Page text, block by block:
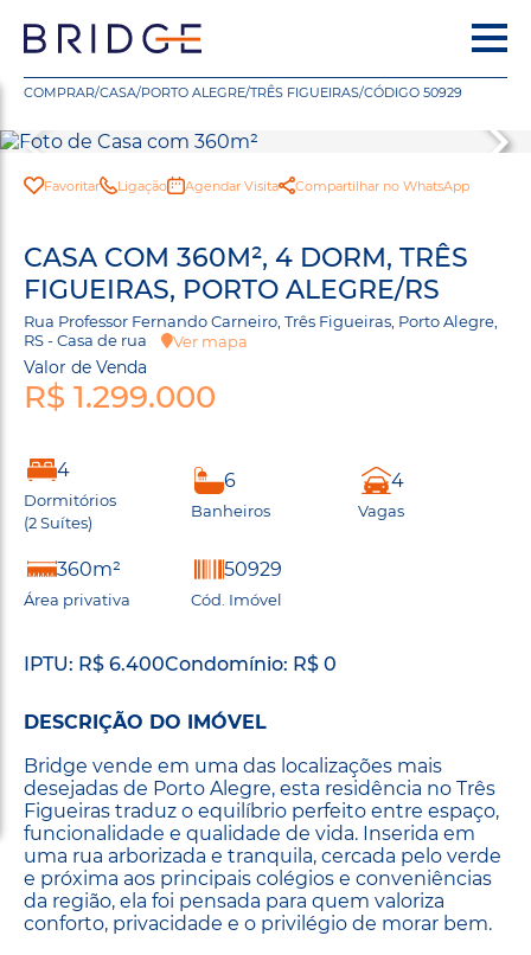
COMPRAR/CASA/PORTO ALEGRE/TRÊS FIGUEIRAS/CÓDIGO 50929
Favoritar Ligação Agendar Visita Compartilhar no WhatsApp
CASA COM 360M², 4 DORM, TRÊS
FIGUEIRAS, PORTO ALEGRE/RS
Rua Professor Fernando Carneiro, Três Figueiras, Porto Alegre,
RS - Casa de rua
Ver mapa
Valor de Venda
R$ 1.299.000
4
Dormitórios
(2 Suítes)
6
Banheiros
4
Vagas
360m²
Área privativa
50929
Cód. Imóvel
IPTU: R$ 6.400Condomínio: R$ 0
DESCRIÇÃO DO IMÓVEL
Bridge vende em uma das localizações mais
desejadas de Porto Alegre, esta residência no Três
Figueiras traduz o equilíbrio perfeito entre espaço,
funcionalidade e qualidade de vida. Inserida em
uma rua arborizada e tranquila, cercada pelo verde
e próxima aos principais colégios e conveniências
da região, ela foi pensada para quem valoriza
conforto, privacidade e o privilégio de morar bem.